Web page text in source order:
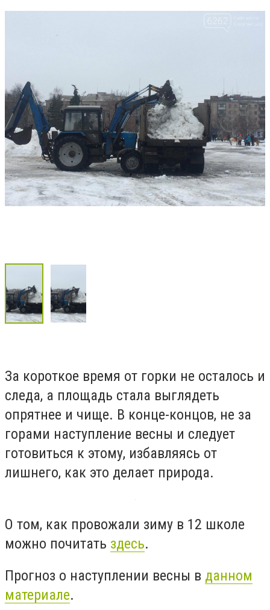
За короткое время от горки не осталось и
следа, а площадь стала выглядеть
опрятнее и чище. В конце-концов, не за
горами наступление весны и следует
готовиться к этому, избавляясь от
лишнего, как это делает природа.
О том, как провожали зиму в 12 школе
можно почитать здесь.
Прогноз о наступлении весны в данном
материале.